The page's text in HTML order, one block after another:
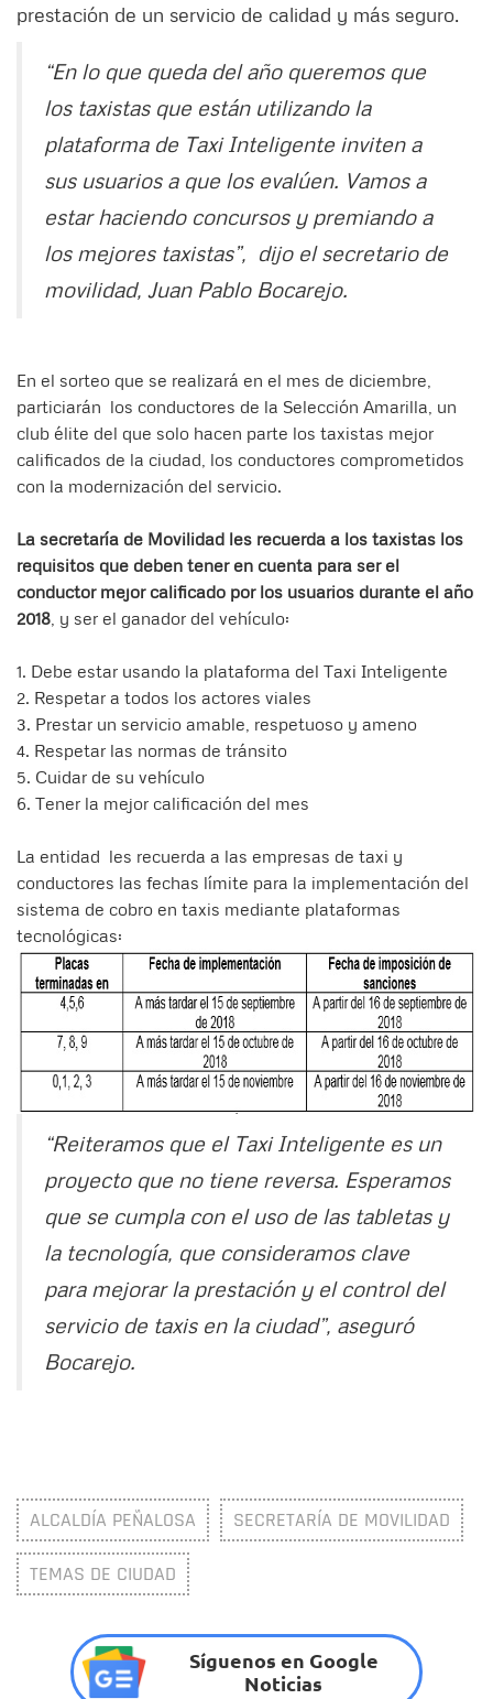
prestación de un servicio de calidad y más seguro.
“En lo que queda del año queremos que
los taxistas que están utilizando la
plataforma de Taxi Inteligente inviten a
sus usuarios a que los evalúen. Vamos a
estar haciendo concursos y premiando a
los mejores taxistas”, dijo el secretario de
movilidad, Juan Pablo Bocarejo.
En el sorteo que se realizará en el mes de diciembre,
particiarán los conductores de la Selección Amarilla, un
club élite del que solo hacen parte los taxistas mejor
calificados de la ciudad, los conductores comprometidos
con la modernización del servicio.
La secretaría de Movilidad les recuerda a los taxistas los
requisitos que deben tener en cuenta para ser el
conductor mejor calificado por los usuarios durante el año
2018 , y ser el ganador del vehículo:
1. Debe estar usando la plataforma del Taxi Inteligente
2. Respetar a todos los actores viales
3. Prestar un servicio amable, respetuoso y ameno
4. Respetar las normas de tránsito
5. Cuidar de su vehículo
6. Tener la mejor calificación del mes
La entidad les recuerda a las empresas de taxi y
conductores las fechas límite para la implementación del
sistema de cobro en taxis mediante plataformas
tecnológicas:
“Reiteramos que el Taxi Inteligente es un
proyecto que no tiene reversa. Esperamos
que se cumpla con el uso de las tabletas y
la tecnología, que consideramos clave
para mejorar la prestación y el control del
servicio de taxis en la ciudad”, aseguró
Bocarejo.
ALCALDÍA PEÑALOSA SECRETARÍA DE MOVILIDAD
TEMAS DE CIUDAD
Síguenos en Google
Noticias